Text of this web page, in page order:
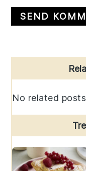
Sidebar
No related